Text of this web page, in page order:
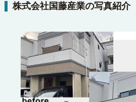
株式会社国藤産業の写真紹介